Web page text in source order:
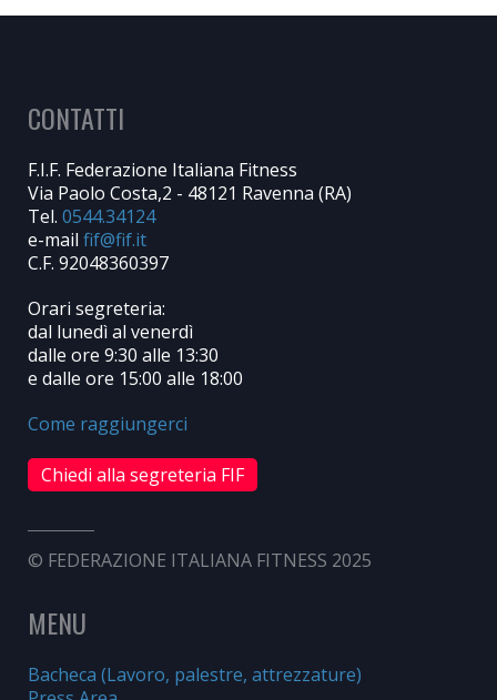
CONTATTI
F.I.F. Federazione Italiana Fitness
Via Paolo Costa,2 - 48121 Ravenna (RA)
Tel. 0544.34124
e-mail
C.F. 92048360397
Orari segreteria:
dal lunedì al venerdì
dalle ore 9:30 alle 13:30
e dalle ore 15:00 alle 18:00
Come raggiungerci
Chiedi alla segreteria FIF
© FEDERAZIONE ITALIANA FITNESS 2025
MENU
Bacheca (Lavoro, palestre, attrezzature)